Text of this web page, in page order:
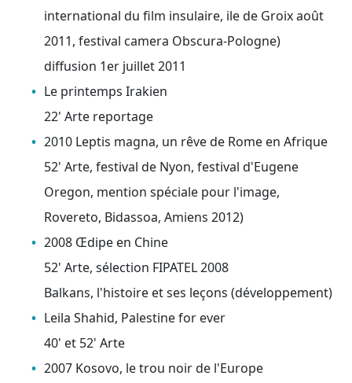
international du film insulaire, ile de Groix août
2011, festival camera Obscura-Pologne)
diffusion 1er juillet 2011
Le printemps Irakien
22' Arte reportage
2010 Leptis magna, un rêve de Rome en Afrique
52' Arte, festival de Nyon, festival d'Eugene
Oregon, mention spéciale pour l'image,
Rovereto, Bidassoa, Amiens 2012)
2008 Œdipe en Chine
52' Arte, sélection FIPATEL 2008
Balkans, l'histoire et ses leçons (développement)
Leila Shahid, Palestine for ever
40' et 52' Arte
2007 Kosovo, le trou noir de l'Europe